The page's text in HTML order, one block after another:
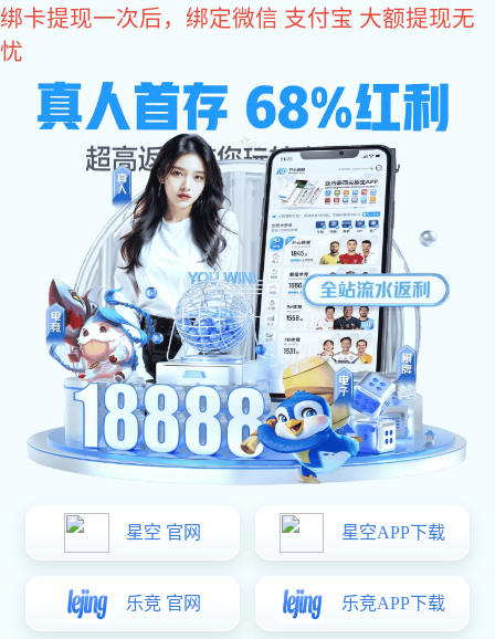
亿万28
产品和服务
联系
亿万28
应用
加入亿万28
亿万28> 产品和服务>产品与解决方案> 矿山用泵系列
BWQ新型污水泵
查看更多同系列产品